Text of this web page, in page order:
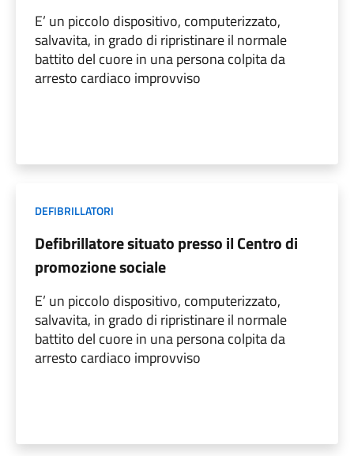
E’ un piccolo dispositivo, computerizzato,
salvavita, in grado di ripristinare il normale
battito del cuore in una persona colpita da
arresto cardiaco improvviso
DEFIBRILLATORI
Defibrillatore situato presso il Centro di
promozione sociale
E’ un piccolo dispositivo, computerizzato,
salvavita, in grado di ripristinare il normale
battito del cuore in una persona colpita da
arresto cardiaco improvviso